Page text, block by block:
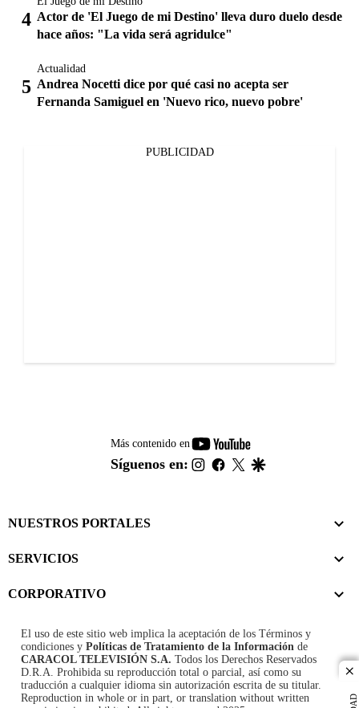
Actor de 'El Juego de mi Destino' lleva duro duelo desde
hace años: "La vida será agridulce"
Actualidad
Andrea Nocetti dice por qué casi no acepta ser
Fernanda Samiguel en 'Nuevo rico, nuevo pobre'
PUBLICIDAD
Más contenido en
youtube-
footer
Síguenos en: instagram
facebook
twitter
NUESTROS PORTALES
SERVICIOS
CORPORATIVO
El uso de este sitio web implica la aceptación de los Términos y
condiciones y Políticas de Tratamiento de la Información de
CARACOL TELEVISIÓN S.A. Todos los Derechos Reservados
D.R.A. Prohibida su reproducción total o parcial, así como su
traducción a cualquier idioma sin autorización escrita de su titular.
Reproduction in whole or in part, or translation without written